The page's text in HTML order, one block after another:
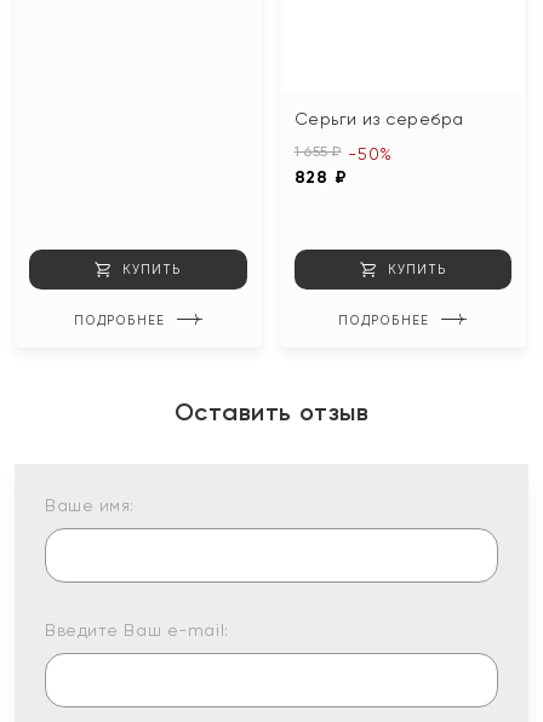
КУПИТЬ
ПОДРОБНЕЕ
Серьги из серебра
1 655 ₽
828 ₽
-50%
КУПИТЬ
ПОДРОБНЕЕ
Оставить отзыв
Ваше имя:
Введите Ваш e-mail: